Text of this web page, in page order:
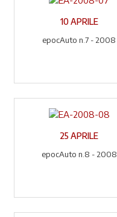
10 APRILE
epocAuto n.7 - 2008
25 APRILE
epocAuto n.8 - 2008